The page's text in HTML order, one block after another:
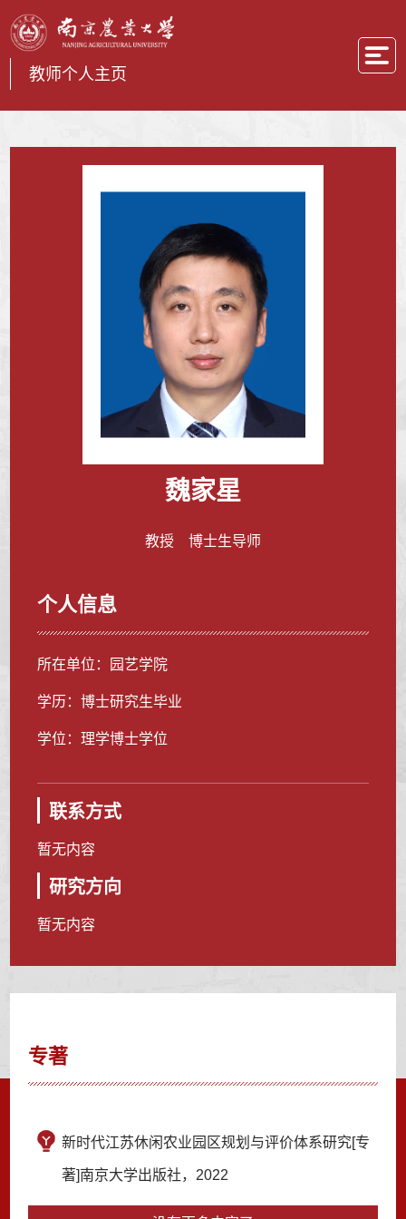
教师个人主页
魏家星
教授 博士生导师
个人信息
所在单位：园艺学院
学历：博士研究生毕业
学位：理学博士学位
联系方式
暂无内容
研究方向
暂无内容
专著
新时代江苏休闲农业园区规划与评价体系研究[专
著]南京大学出版社，2022